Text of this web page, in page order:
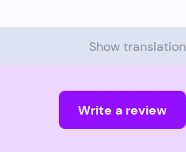
Show translation
Write a review